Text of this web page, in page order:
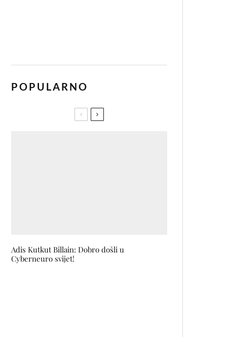
POPULARNO
Adis Kutkut Billain: Dobro došli u
Cyberneuro svijet!